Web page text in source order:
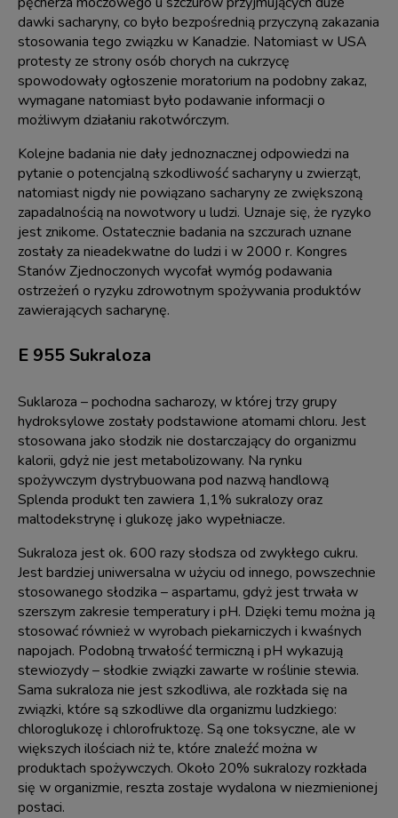
dawki sacharyny, co było bezpośrednią przyczyną zakazania
stosowania tego związku w Kanadzie. Natomiast w USA
protesty ze strony osób chorych na cukrzycę
spowodowały ogłoszenie moratorium na podobny zakaz,
wymagane natomiast było podawanie informacji o
możliwym działaniu rakotwórczym.
Kolejne badania nie dały jednoznacznej odpowiedzi na
pytanie o potencjalną szkodliwość sacharyny u zwierząt,
natomiast nigdy nie powiązano sacharyny ze zwiększoną
zapadalnością na nowotwory u ludzi. Uznaje się, że ryzyko
jest znikome. Ostatecznie badania na szczurach uznane
zostały za nieadekwatne do ludzi i w 2000 r. Kongres
Stanów Zjednoczonych wycofał wymóg podawania
ostrzeżeń o ryzyku zdrowotnym spożywania produktów
zawierających sacharynę.
E 955 Sukraloza
Suklaroza – pochodna sacharozy, w której trzy grupy
hydroksylowe zostały podstawione atomami chloru. Jest
stosowana jako słodzik nie dostarczający do organizmu
kalorii, gdyż nie jest metabolizowany. Na rynku
spożywczym dystrybuowana pod nazwą handlową
Splenda produkt ten zawiera 1,1% sukralozy oraz
maltodekstrynę i glukozę jako wypełniacze.
Sukraloza jest ok. 600 razy słodsza od zwykłego cukru.
Jest bardziej uniwersalna w użyciu od innego, powszechnie
stosowanego słodzika – aspartamu, gdyż jest trwała w
szerszym zakresie temperatury i pH. Dzięki temu można ją
stosować również w wyrobach piekarniczych i kwaśnych
napojach. Podobną trwałość termiczną i pH wykazują
stewiozydy – słodkie związki zawarte w roślinie stewia.
Sama sukraloza nie jest szkodliwa, ale rozkłada się na
związki, które są szkodliwe dla organizmu ludzkiego:
chloroglukozę i chlorofruktozę. Są one toksyczne, ale w
większych ilościach niż te, które znaleźć można w
produktach spożywczych. Około 20% sukralozy rozkłada
się w organizmie, reszta zostaje wydalona w niezmienionej
postaci.